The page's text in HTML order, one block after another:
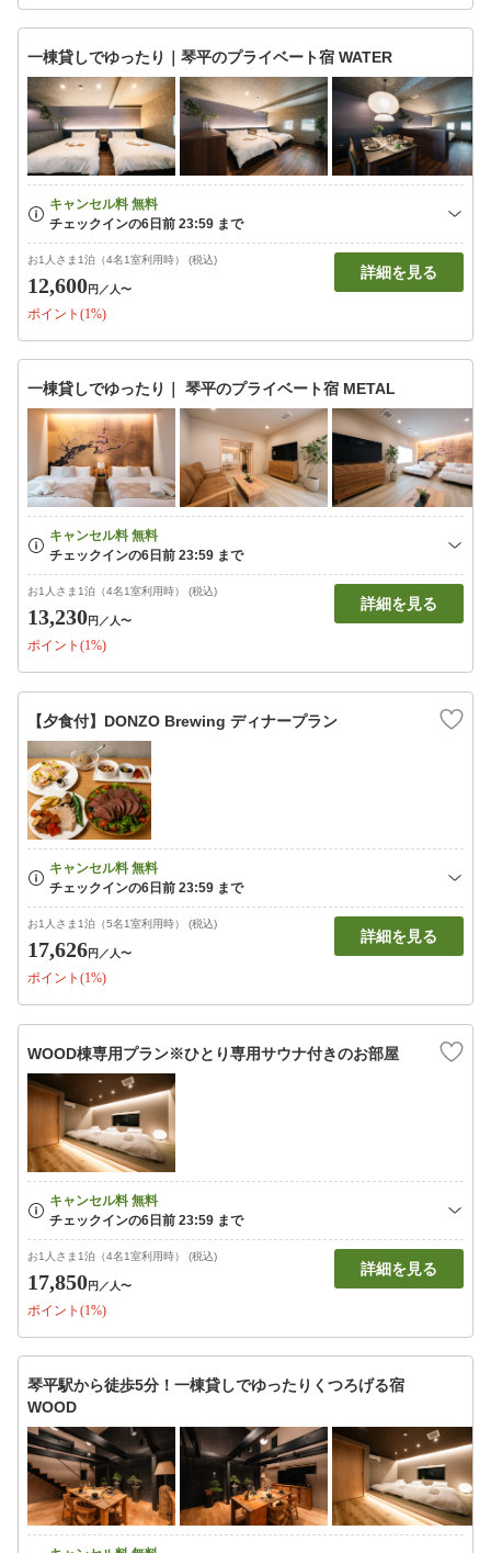
一棟貸しでゆったり｜琴平のプライベート宿 WATER
お1人さま1泊（4名1室利用時） (税込)
12,600円 ／人〜
ポイント(1%)
詳細を見る
一棟貸しでゆったり｜ 琴平のプライベート宿 METAL
お1人さま1泊（4名1室利用時） (税込)
13,230円 ／人〜
ポイント(1%)
詳細を見る
【夕食付】DONZO Brewing ディナープラン
お1人さま1泊（5名1室利用時） (税込)
17,626円 ／人〜
ポイント(1%)
詳細を見る
WOOD棟専用プラン※ひとり専用サウナ付きのお部屋
お1人さま1泊（4名1室利用時） (税込)
17,850円 ／人〜
ポイント(1%)
詳細を見る
琴平駅から徒歩5分！一棟貸しでゆったりくつろげる宿
WOOD